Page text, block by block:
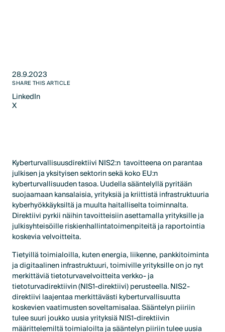
28.9.2023
SHARE THIS ARTICLE
LinkedIn
LinkedIn
X
Kyberturvallisuusdirektiivi NIS2:n tavoitteena on parantaa
julkisen ja yksityisen sektorin sekä koko EU:n
kyberturvallisuuden tasoa. Uudella sääntelyllä pyritään
suojaamaan kansalaisia, yrityksiä ja kriittistä infrastruktuuria
kyberhyökkäyksiltä ja muulta haitalliselta toiminnalta.
Direktiivi pyrkii näihin tavoitteisiin asettamalla yrityksille ja
julkisyhteisöille riskienhallintatoimenpiteitä ja raportointia
koskevia velvoitteita.
Tietyillä toimialoilla, kuten energia, liikenne, pankkitoiminta
ja digitaalinen infrastruktuuri, toimiville yrityksille on jo nyt
merkittäviä tietoturvavelvoitteita verkko- ja
tietoturvadirektiivin (NIS1-direktiivi) perusteella. NIS2-
direktiivi laajentaa merkittävästi kyberturvallisuutta
koskevien vaatimusten soveltamisalaa. Sääntelyn piiriin
tulee suuri joukko uusia yrityksiä NIS1-direktiivin
määrittelemiltä toimialoilta ja sääntelyn piiriin tulee uusia